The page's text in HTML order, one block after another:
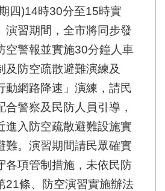
四)14時30分至15時實
演習期間，全市將同步發
空警報並實施30分鐘人車
及防空疏散避難演練及
動網路降速」演練，請民
合警察及民防人員引導，
進入防空疏散避難設施實
難。演習期間請民眾確實
各項管制措施，未依民防
21條、防空演習實施辦法